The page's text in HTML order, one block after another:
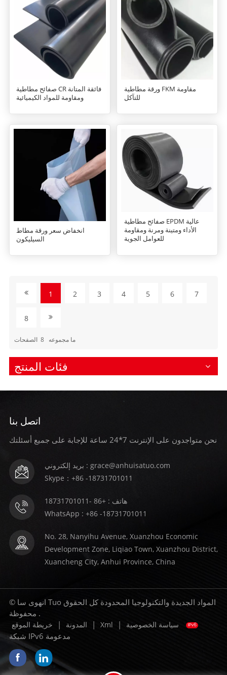
صفائح مطاطية CR فائقة المتانة
ومقاومة للمواد الكيميائية
ورقة مطاطية FKM مقاومة
للتآكل
انخفاض سعر ورقة مطاط
السيليكون
صفائح مطاطية EPDM عالية
الأداء ومتينة ومرنة ومقاومة
للعوامل الجوية
1 2 3 4 5 6 7
8
ما مجموعه 8 الصفحات
فئات المنتج
اتصل بنا
نحن متواجدون على الإنترنت 7*24 ساعة للإجابة على جميع أسئلتك
بريد إلكتروني : grace@anhuisatuo.com
Skype：+86 -18731701011
هاتف : +86 -18731701011
WhatsApp : +86 -18731701011
No. 28, Nanyihu Avenue, Xuanzhou Economic
Development Zone, Liqiao Town, Xuanzhou District,
Xuancheng City, Anhui Province, China
© انهوى سا Tuo المواد الجديدة والتكنولوجيا المحدودة كل الحقوق
محفوظة .
خريطة الموقع | المدونة | Xml | سياسة الخصوصية
شبكة IPv6 مدعومة